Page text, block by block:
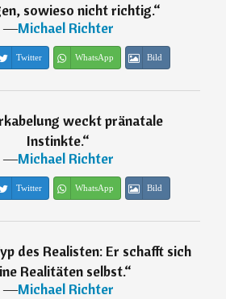
sowieso nicht richtig.“
―Michael Richter
Twitter WhatsApp Bild
weckt pränatale
Instinkte.“
―Michael Richter
Twitter WhatsApp Bild
des Realisten: Er schafft sich
Realitäten selbst.“
―Michael Richter